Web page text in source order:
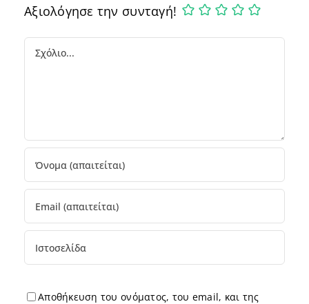
Αξιολόγησε την συνταγή!
Comment
Αποθήκευση του ονόματος, του email, και της